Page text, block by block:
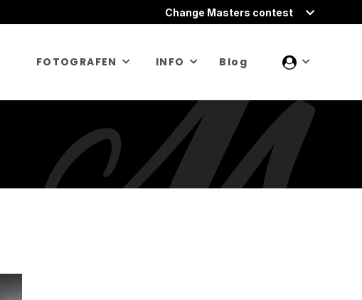
Change Masters contest
FOTOGRAFEN INFO Blog